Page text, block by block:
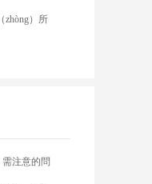
zhòng）所
注意的問